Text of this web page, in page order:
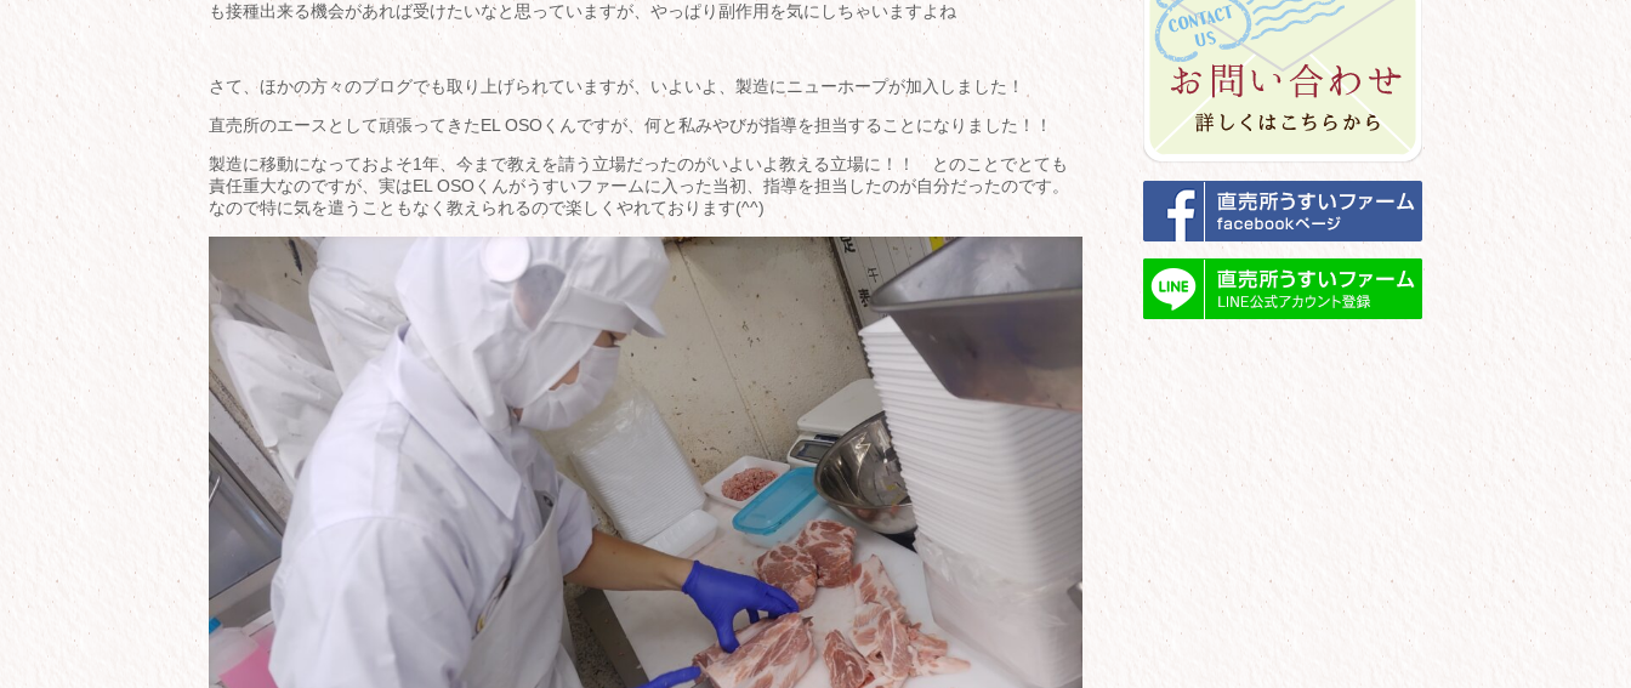
も接種出来る機会があれば受けたいなと思っていますが、やっぱり副作用を気にしちゃいますよね
さて、ほかの方々のブログでも取り上げられていますが、いよいよ、製造にニューホープが加入しました！
直売所のエースとして頑張ってきたEL OSOくんですが、何と私みやびが指導を担当することになりました！！
製造に移動になっておよそ1年、今まで教えを請う立場だったのがいよいよ教える立場に！！ とのことでとても
責任重大なのですが、実はEL OSOくんがうすいファームに入った当初、指導を担当したのが自分だったのです。
なので特に気を遣うこともなく教えられるので楽しくやれております(^^)